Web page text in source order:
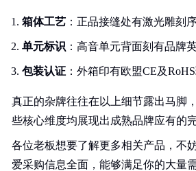
箱体工艺 ：正品接缝处有激光雕刻
单元标识 ：高音单元背面刻有品牌
包装认证 ：外箱印有欧盟CE及
真正的杂牌往往在以上细节露出马脚
些核心维度均展现出成熟品牌应有的完
各位老板想要了解更多相关产品，不
爱采购信息全面，能够满足你的大量